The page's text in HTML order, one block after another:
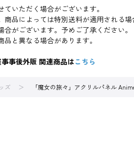
いただく場合がございます。
品によっては特別送料が適用される場
がございます。予めご了承ください。
と異なる場合があります。
事後外販 関連商品はこちら
ズ 「魔女の旅々」アクリルパネル